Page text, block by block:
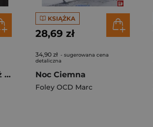
Lepiej palić fajkę niż czarownice
KSIĄŻKA
28,69 zł
34,90 zł - sugerowana cena
detaliczna
Noc Ciemna
Foley OCD Marc